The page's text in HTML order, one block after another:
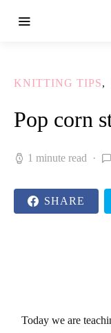
KNITTING TIPS
Pop corn
1 minute read
SHARE
Today we are